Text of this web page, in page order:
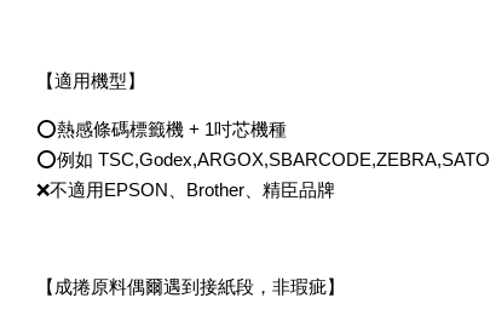
【適用機型】
⭕熱感條碼標籤機 + 1吋芯機種
⭕例如 TSC,Godex,ARGOX,SBARCODE,ZEBRA,SATO
❌不適用EPSON、Brother、精臣品牌
【成捲原料偶爾遇到接紙段，非瑕疵】